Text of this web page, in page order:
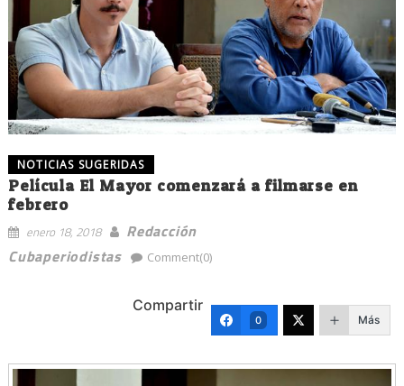
NOTICIAS SUGERIDAS
Película El Mayor comenzará a filmarse en
febrero
enero 18, 2018
Redacción
Cubaperiodistas
Comment(0)
Compartir
0 Más